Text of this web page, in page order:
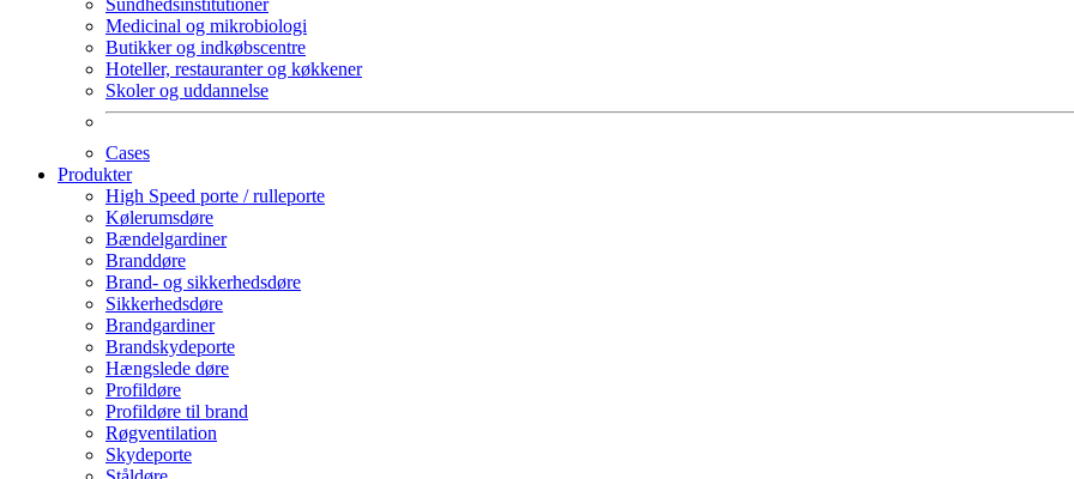
Sundhedsinstitutioner
Medicinal og mikrobiologi
Butikker og indkøbscentre
Hoteller, restauranter og køkkener
Skoler og uddannelse
Cases
Produkter
High Speed porte / rulleporte
Kølerumsdøre
Bændelgardiner
Branddøre
Brand- og sikkerhedsdøre
Sikkerhedsdøre
Brandgardiner
Brandskydeporte
Hængslede døre
Profildøre
Profildøre til brand
Røgventilation
Skydeporte